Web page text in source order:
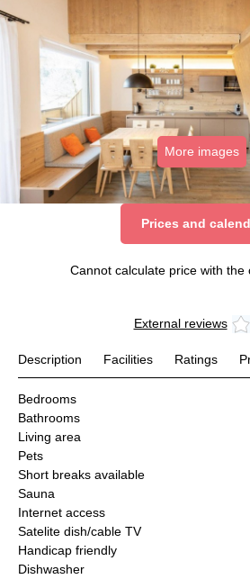
More images
Prices and
Cannot calculate price with the
External reviews
Description Facilities Ratings
Bedrooms
Bathrooms
Living area
Pets
Short breaks available
Sauna
Internet access
Satelite dish/cable TV
Handicap friendly
Dishwasher